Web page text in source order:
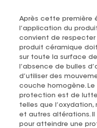
Après cette première
l’application du
convient de respecter
produit céramique
sur toute la surface
l’absence de bulles
d’utiliser des
couche homogène.
protection est de
telles que l’oxydation,
et autres altérations.
pour atteindre une